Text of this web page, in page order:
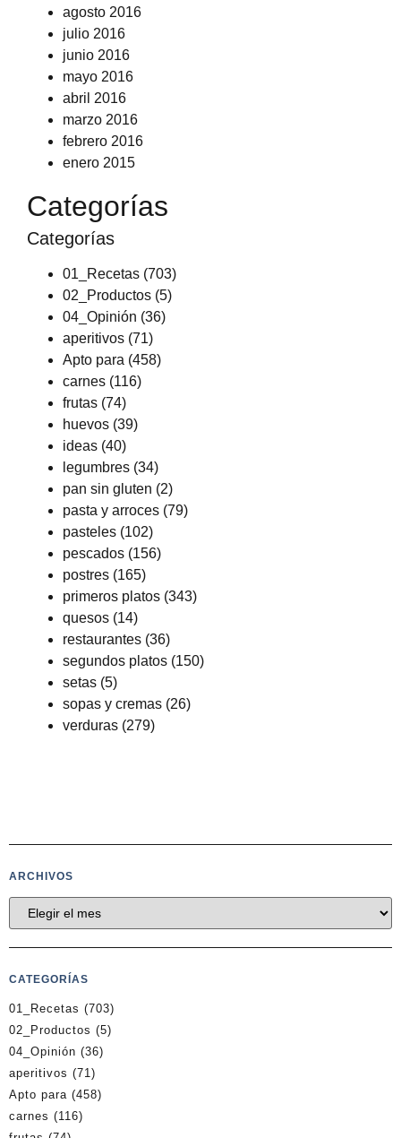
agosto 2016
julio 2016
junio 2016
mayo 2016
abril 2016
marzo 2016
febrero 2016
enero 2015
Categorías
Categorías
01_Recetas (703)
02_Productos (5)
04_Opinión (36)
aperitivos (71)
Apto para (458)
carnes (116)
frutas (74)
huevos (39)
ideas (40)
legumbres (34)
pan sin gluten (2)
pasta y arroces (79)
pasteles (102)
pescados (156)
postres (165)
primeros platos (343)
quesos (14)
restaurantes (36)
segundos platos (150)
setas (5)
sopas y cremas (26)
verduras (279)
ARCHIVOS
CATEGORÍAS
01_Recetas (703)
02_Productos (5)
04_Opinión (36)
aperitivos (71)
Apto para (458)
carnes (116)